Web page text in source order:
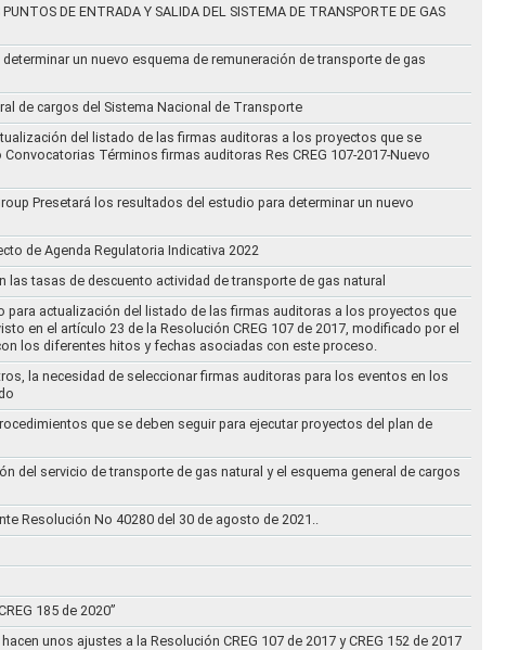
DE ENTRADA Y SALIDA DEL SISTEMA DE TRANSPORTE DE GAS
un nuevo esquema de remuneración de transporte de gas
de cargos del Sistema Nacional de Transporte
del listado de las firmas auditoras a los proyectos que se
Términos firmas auditoras Res CREG 107-2017-Nuevo
Presetará los resultados del estudio para determinar un nuevo
de Agenda Regulatoria Indicativa 2022
tasas de descuento actividad de transporte de gas natural
para actualización del listado de las firmas auditoras a los proyectos que
en el artículo 23 de la Resolución CREG 107 de 2017, modificado por el
los diferentes hitos y fechas asociadas con este proceso.
la necesidad de seleccionar firmas auditoras para los eventos en los
que se deben seguir para ejecutar proyectos del plan de
del servicio de transporte de gas natural y el esquema general de cargos
Resolución No 40280 del 30 de agosto de 2021..
185 de 2020”
unos ajustes a la Resolución CREG 107 de 2017 y CREG 152 de 2017